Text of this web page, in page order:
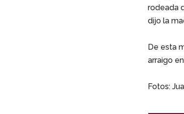
rodeada
dijo la
De esta
arraigo
Fotos: